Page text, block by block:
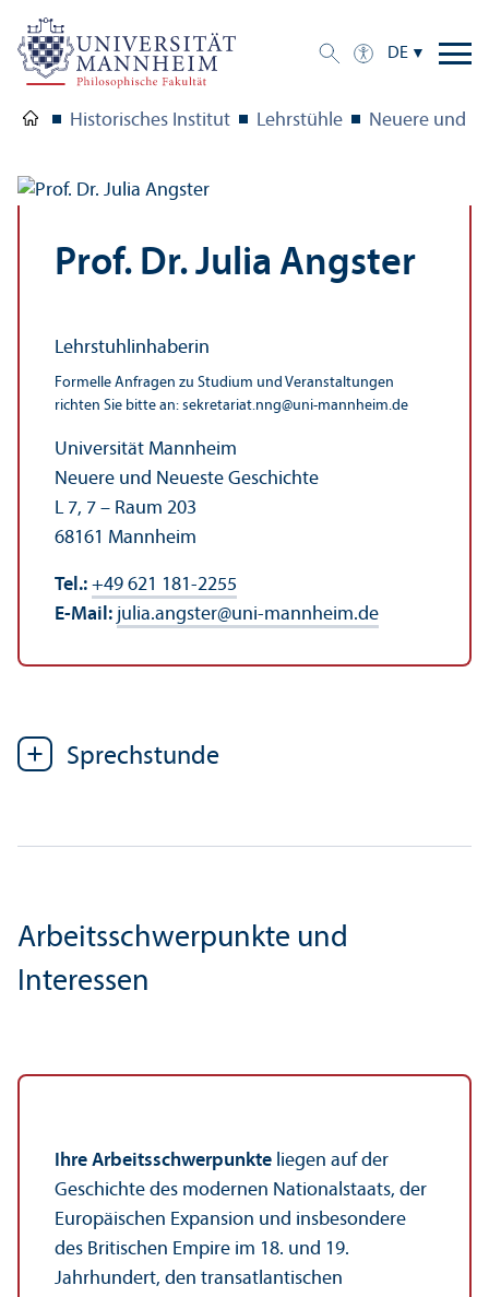
DE
Historisches Institut Lehr­stühle Neuere und
Prof. Dr. Julia Angster
Lehr­stuhl­inhaberin
Formelle Anfragen zu Studium und Veranstaltungen
richten Sie bitte an: sekretariat.nng@uni-mannheim.de
Universität Mannheim
Neuere und Neueste Geschichte
L 7, 7 – Raum 203
68161 Mannheim
Tel.: +49 621 181-2255
E-Mail: julia.angster@uni-mannheim.de
Sprechstunde
Arbeits­schwerpunkte und
Interessen
Ihre Arbeits­schwerpunkte liegen auf der
Geschichte des modernen Nationalstaats, der
Europäischen Expansion und insbesondere
des Britischen Empire im 18. und 19.
Jahrhundert, den trans­atlanti­schen